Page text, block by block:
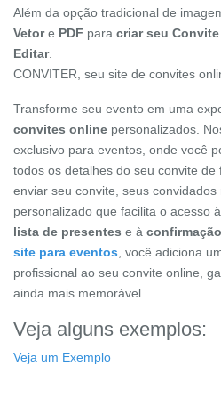
Além da opção tradicional de
Vetore PDF para criar seu
Editar.
CONVITER, seu site de convites
Transforme seu evento em uma
convites online personalizados.
exclusivo para eventos, onde você
todos os detalhes do seu convite de
enviar seu convite, seus
personalizado que facilita o acesso
lista de presentes e à
site para eventos , você adiciona
profissional ao seu convite online,
ainda mais memorável.
Veja alguns exemplos:
Veja um Exemplo